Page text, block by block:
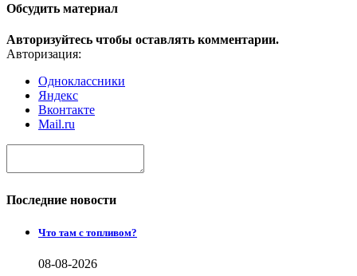
Обсудить материал
Авторизуйтесь чтобы оставлять комментарии.
Авторизация:
Одноклассники
Яндекс
Вконтакте
Mail.ru
Последние новости
Что там с топливом?
08-08-2026